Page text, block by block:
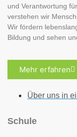
und Verantwortung
verstehen wir
Wir fördern
Bildung und sehen
Mehr erfahren
Über uns in
Schule